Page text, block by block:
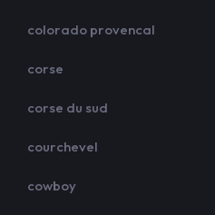
colorado provencal
corse
corse du sud
courchevel
cowboy